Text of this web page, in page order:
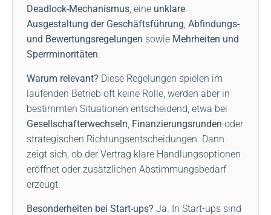
Deadlock-Mechanismus, eine unklare
Ausgestaltung der Geschäftsführung, Abfindungs-
und Bewertungsregelungen sowie Mehrheiten und
Sperrminoritäten.
Warum relevant? Diese Regelungen spielen im
laufenden Betrieb oft keine Rolle, werden aber in
bestimmten Situationen entscheidend, etwa bei
Gesellschafterwechseln, Finanzierungsrunden oder
strategischen Richtungsentscheidungen. Dann
zeigt sich, ob der Vertrag klare Handlungsoptionen
eröffnet oder zusätzlichen Abstimmungsbedarf
erzeugt.
Besonderheiten bei Start-ups? Ja. In Start-ups sind